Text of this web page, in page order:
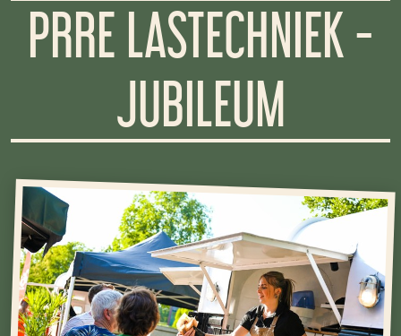
PRRE LASTECHNIEK -
JUBILEUM